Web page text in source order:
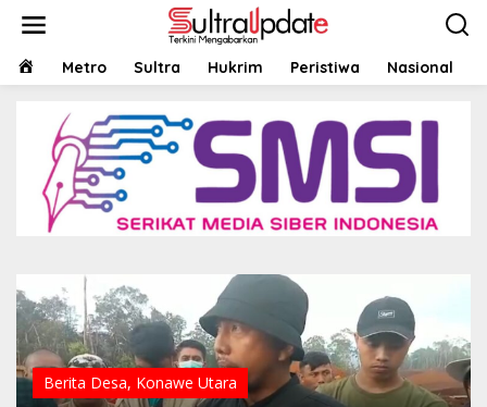
HOMEMetro Sultra Hukrim Peristiwa Nasional
Berita Desa, Konawe Utara